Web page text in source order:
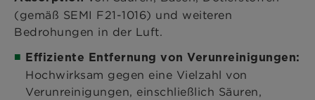
(gemäß SEMI F21-1016) und weiteren
Bedrohungen in der Luft.
Effiziente Entfernung von Verunreinigungen:
Hochwirksam gegen eine Vielzahl von
Verunreinigungen, einschließlich Säuren,